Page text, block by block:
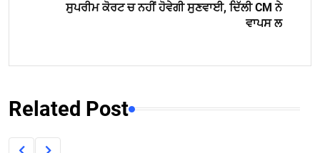
ਸੁਪਰੀਮ ਕੋਰਟ ਚ ਨਹੀਂ ਹੋਵੇਗੀ ਸੁਣਵਾਈ, ਦਿੱਲੀ CM ਨੇ
ਵਾਪਸ ਲ
Related Post